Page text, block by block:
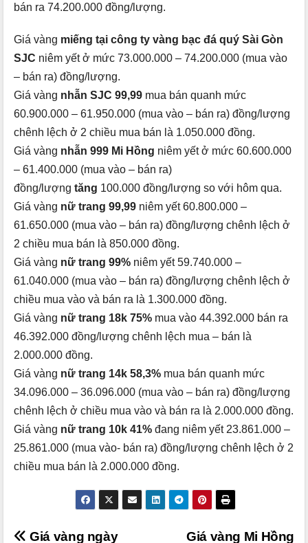
bán ra 74.200.000 đồng/lượng.
Giá vàng miếng tại công ty vàng bạc đá quý Sài Gòn
SJC niêm yết ở mức 73.000.000 – 74.200.000 (mua vào
– bán ra) đồng/lượng.
Giá vàng nhẫn SJC 99,99 mua bán quanh mức
60.900.000 – 61.950.000 (mua vào – bán ra) đồng/lượng
chênh lệch ở 2 chiều mua bán là 1.050.000 đồng.
Giá vàng nhẫn 999 Mi Hồng niêm yết ở mức 60.600.000
– 61.400.000 (mua vào – bán ra)
đồng/lượng tăng 100.000 đồng/lượng so với hôm qua.
Giá vàng nữ trang 99,99 niêm yết 60.800.000 –
61.650.000 (mua vào – bán ra) đồng/lượng chênh lệch ở
2 chiều mua bán là 850.000 đồng.
Giá vàng nữ trang 99% niêm yết 59.740.000 –
61.040.000 (mua vào – bán ra) đồng/lượng chênh lệch ở
chiều mua vào và bán ra là 1.300.000 đồng.
Giá vàng nữ trang 18k 75% mua vào 44.392.000 bán ra
46.392.000 đồng/lượng chênh lệch mua – bán là
2.000.000 đồng.
Giá vàng nữ trang 14k 58,3% mua bán quanh mức
34.096.000 – 36.096.000 (mua vào – bán ra) đồng/lượng
chênh lệch ở chiều mua vào và bán ra là 2.000.000 đồng.
Giá vàng nữ trang 10k 41% đang niêm yết 23.861.000 –
25.861.000 (mua vào- bán ra) đồng/lượng chênh lệch ở 2
chiều mua bán là 2.000.000 đồng.
Điều
Giá vàng Mi Hồng
Giá vàng ngày